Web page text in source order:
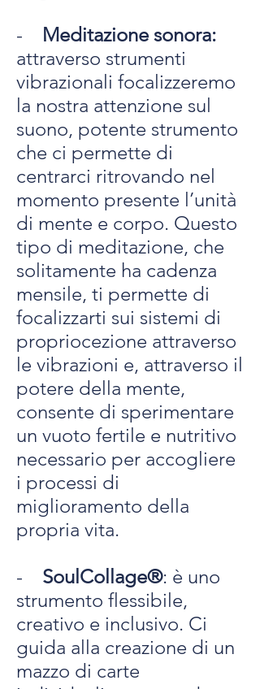
- Meditazione sonora:
attraverso strumenti
vibrazionali focalizzeremo
la nostra attenzione sul
suono, potente strumento
che ci permette di
centrarci ritrovando nel
momento presente l’unità
di mente e corpo. Questo
tipo di meditazione, che
solitamente ha cadenza
mensile, ti permette di
focalizzarti sui sistemi di
propriocezione attraverso
le vibrazioni e, attraverso il
potere della mente,
consente di sperimentare
un vuoto fertile e nutritivo
necessario per accogliere
i processi di
miglioramento della
propria vita.
- SoulCollage®: è uno
strumento flessibile,
creativo e inclusivo. Ci
guida alla creazione di un
mazzo di carte